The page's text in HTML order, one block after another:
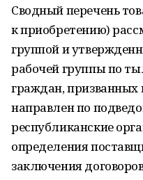
Сводный перечень
к приобретению)
группой и
рабочей группы по
граждан, призванных
направлен по
республиканские
определения
заключения